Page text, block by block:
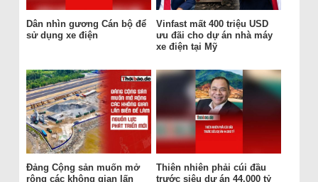
Dân nhìn gương Cán bộ để
sử dụng xe điện
Vinfast mất 400 triệu USD
ưu đãi cho dự án nhà máy
xe điện tại Mỹ
Đảng Cộng sản muốn mở
rộng các không gian lấn
Thiên nhiên phải cúi đầu
trước siêu dự án 44.000 tỷ